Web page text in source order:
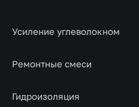
Усиление углеволокном
Ремонтные смеси
Гидроизоляция